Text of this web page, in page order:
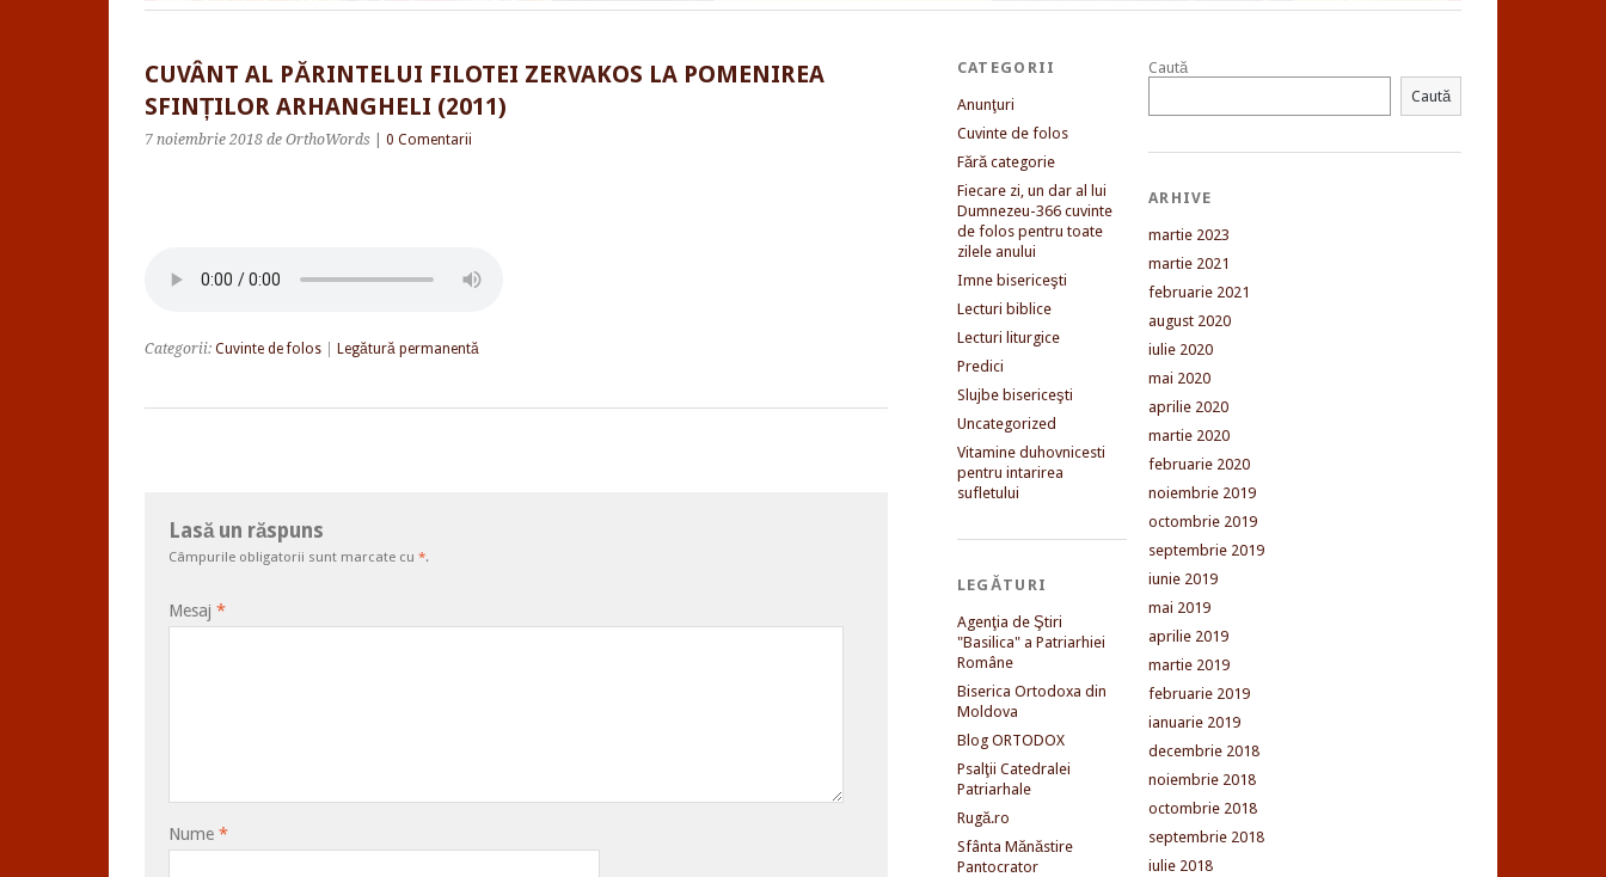
CUVÂNT AL PĂRINTELUI FILOTEI ZERVAKOS LA POMENIREA
SFINȚILOR ARHANGHELI (2011)
7 noiembrie 2018 de OrthoWords 0 Comentarii
Categorii: Cuvinte de folos Legătură permanentă
Lasă un răspuns
Câmpurile obligatorii sunt marcate cu *.
Mesaj *
Nume *
CATEGORII
Anunţuri
Cuvinte de folos
Fără categorie
Fiecare zi, un dar al lui
Dumnezeu-366 cuvinte
de folos pentru toate
zilele anului
Imne bisericeşti
Lecturi biblice
Lecturi liturgice
Predici
Slujbe bisericeşti
Uncategorized
Vitamine duhovnicesti
pentru intarirea
sufletului
LEGĂTURI
Agenţia de Ştiri
"Basilica" a Patriarhiei
Române
Biserica Ortodoxa din
Moldova
Blog ORTODOX
Psalţii Catedralei
Patriarhale
Rugă.ro
Sfânta Mănăstire
Pantocrator
Caută
Caută
ARHIVE
martie 2023
martie 2021
februarie 2021
august 2020
iulie 2020
mai 2020
aprilie 2020
martie 2020
februarie 2020
noiembrie 2019
octombrie 2019
septembrie 2019
iunie 2019
mai 2019
aprilie 2019
martie 2019
februarie 2019
ianuarie 2019
decembrie 2018
noiembrie 2018
octombrie 2018
septembrie 2018
iulie 2018